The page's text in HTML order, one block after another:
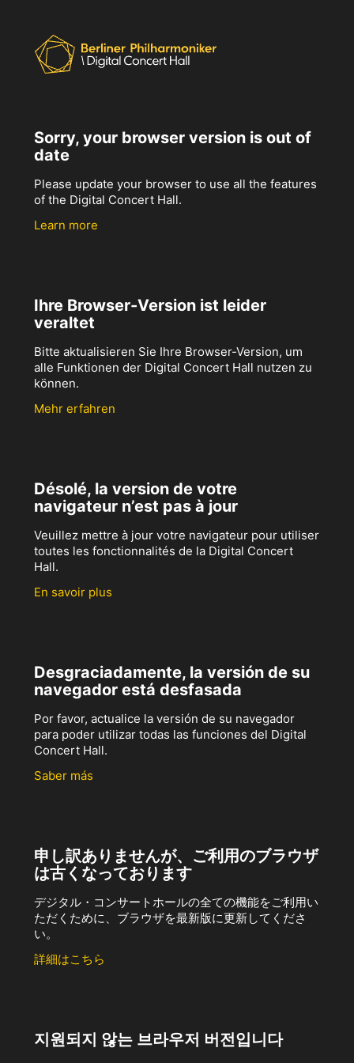
Sorry, your browser version is out of
date
Please update your browser to use all the features
of the Digital Concert Hall.
Learn more
Ihre Browser-Version ist leider
veraltet
Bitte aktualisieren Sie Ihre Browser-Version, um
alle Funktionen der Digital Concert Hall nutzen zu
können.
Mehr erfahren
Désolé, la version de votre
navigateur n’est pas à jour
Veuillez mettre à jour votre navigateur pour utiliser
toutes les fonctionnalités de la Digital Concert
Hall.
En savoir plus
Desgraciadamente, la versión de su
navegador está desfasada
Por favor, actualice la versión de su navegador
para poder utilizar todas las funciones del Digital
Concert Hall.
Saber más
申し訳ありませんが、ご利用のブラウザ
は古くなっております
デジタル・コンサートホールの全ての機能をご利用い
ただくために、ブラウザを最新版に更新してくださ
い。
詳細はこちら
지원되지 않는 브라우저 버전입니다